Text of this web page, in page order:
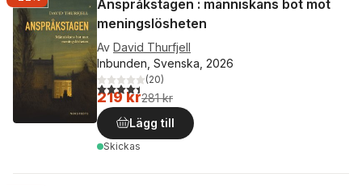
Anspråkstagen : människans bot mot
meningslösheten
Av David Thurfjell
Inbunden, Svenska, 2026
4,4utav 5 stjärnor. Totalt antal röster:
(20)
219 kr281 kr
Lägg till
Skickas